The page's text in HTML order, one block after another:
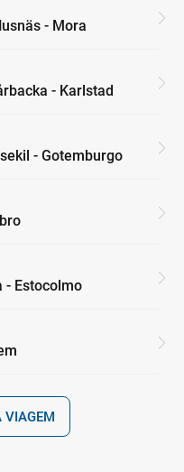
- Mora
- Karlstad
- Gotemburgo
- Estocolmo
VIAGEM